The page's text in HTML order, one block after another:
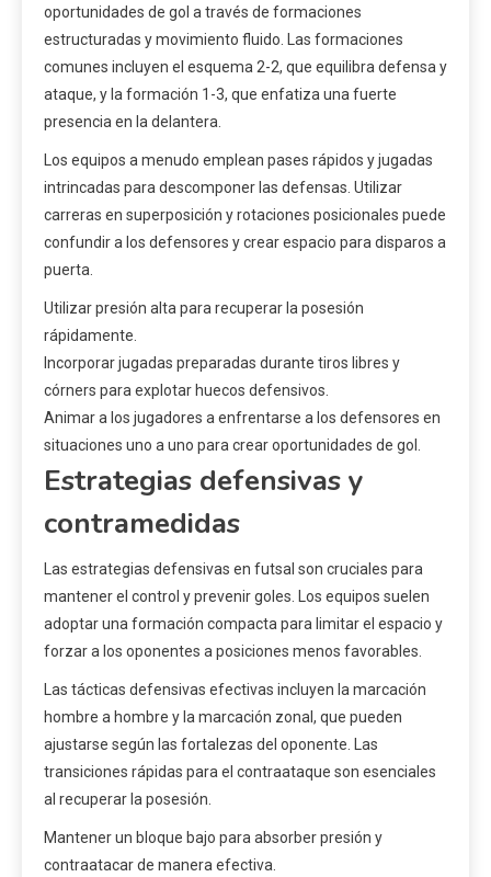
oportunidades de gol a través de formaciones
estructuradas y movimiento fluido. Las formaciones
comunes incluyen el esquema 2-2, que equilibra defensa y
ataque, y la formación 1-3, que enfatiza una fuerte
presencia en la delantera.
Los equipos a menudo emplean pases rápidos y jugadas
intrincadas para descomponer las defensas. Utilizar
carreras en superposición y rotaciones posicionales puede
confundir a los defensores y crear espacio para disparos a
puerta.
Utilizar presión alta para recuperar la posesión
rápidamente.
Incorporar jugadas preparadas durante tiros libres y
córners para explotar huecos defensivos.
Animar a los jugadores a enfrentarse a los defensores en
situaciones uno a uno para crear oportunidades de gol.
Estrategias defensivas y
contramedidas
Las estrategias defensivas en futsal son cruciales para
mantener el control y prevenir goles. Los equipos suelen
adoptar una formación compacta para limitar el espacio y
forzar a los oponentes a posiciones menos favorables.
Las tácticas defensivas efectivas incluyen la marcación
hombre a hombre y la marcación zonal, que pueden
ajustarse según las fortalezas del oponente. Las
transiciones rápidas para el contraataque son esenciales
al recuperar la posesión.
Mantener un bloque bajo para absorber presión y
contraatacar de manera efectiva.